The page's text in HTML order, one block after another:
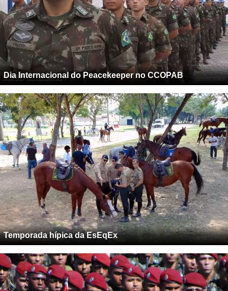
Dia Internacional do Peacekeeper no CCOPAB
Temporada hípica da EsEqEx